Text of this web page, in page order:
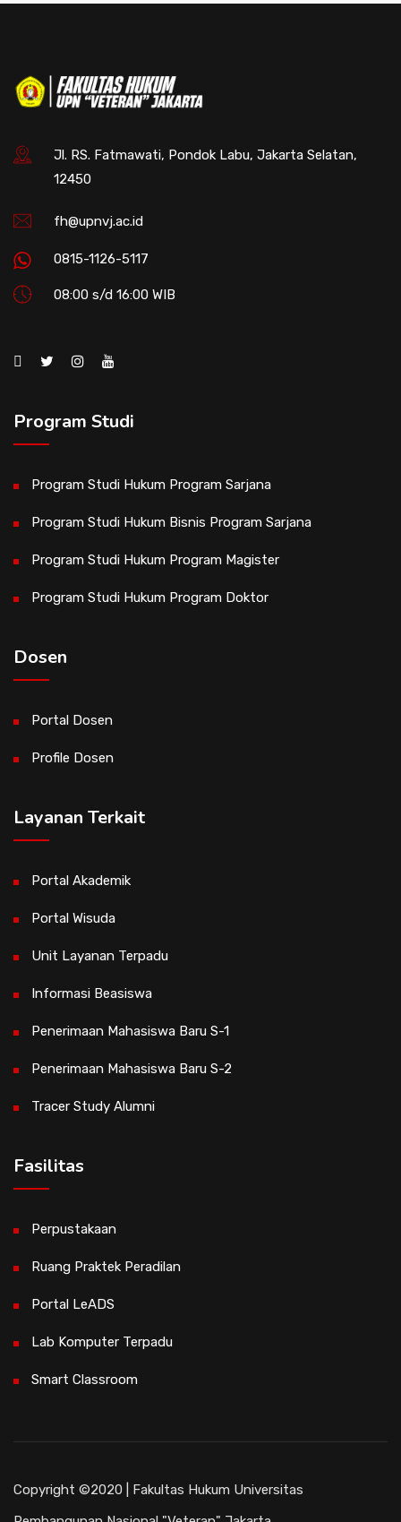
Jl. RS. Fatmawati, Pondok Labu, Jakarta Selatan,
12450
fh@upnvj.ac.id
0815-1126-5117
08:00 s/d 16:00 WIB
Program Studi
Program Studi Hukum Program Sarjana
Program Studi Hukum Bisnis Program Sarjana
Program Studi Hukum Program Magister
Program Studi Hukum Program Doktor
Dosen
Portal Dosen
Profile Dosen
Layanan Terkait
Portal Akademik
Portal Wisuda
Unit Layanan Terpadu
Informasi Beasiswa
Penerimaan Mahasiswa Baru S-1
Penerimaan Mahasiswa Baru S-2
Tracer Study Alumni
Fasilitas
Perpustakaan
Ruang Praktek Peradilan
Portal LeADS
Lab Komputer Terpadu
Smart Classroom
Copyright ©2020 | Fakultas Hukum Universitas